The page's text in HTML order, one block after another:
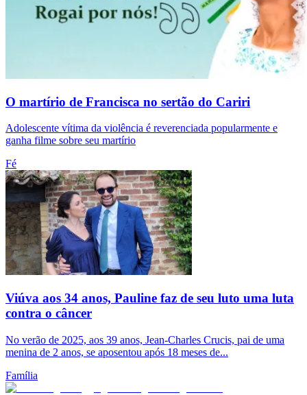
O martírio de Francisca no sertão do Cariri
Adolescente vítima da violência é reverenciada popularmente e
ganha filme sobre seu martírio
Fé
Viúva aos 34 anos, Pauline faz de seu luto uma luta
contra o câncer
No verão de 2025, aos 39 anos, Jean-Charles Crucis, pai de uma
menina de 2 anos, se aposentou após 18 meses de...
Família